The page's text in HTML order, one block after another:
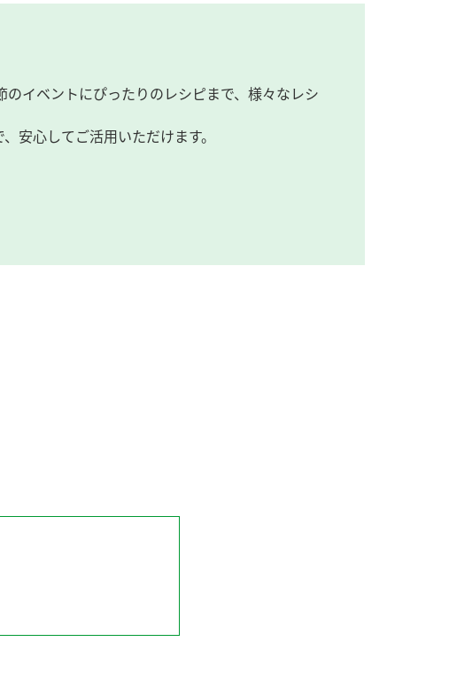
イベントにぴったりのレシピまで、様々なレシ
安心してご活用いただけます。